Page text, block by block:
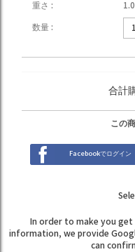
重さ :
数量 :
合計
この
Facebookでログイン
In order to make you
information, we provide
can